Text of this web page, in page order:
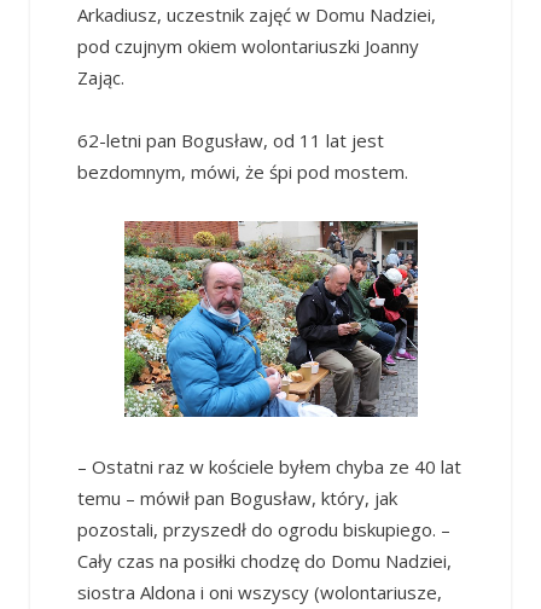
Arkadiusz, uczestnik zajęć w Domu Nadziei,
pod czujnym okiem wolontariuszki Joanny
Zając.
62-letni pan Bogusław, od 11 lat jest
bezdomnym, mówi, że śpi pod mostem.
– Ostatni raz w kościele byłem chyba ze 40 lat
temu – mówił pan Bogusław, który, jak
pozostali, przyszedł do ogrodu biskupiego. –
Cały czas na posiłki chodzę do Domu Nadziei,
siostra Aldona i oni wszyscy (wolontariusze,